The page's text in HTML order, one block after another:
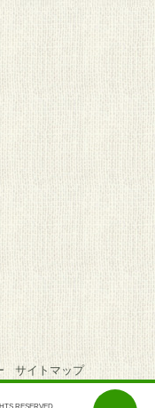
サイトマップ